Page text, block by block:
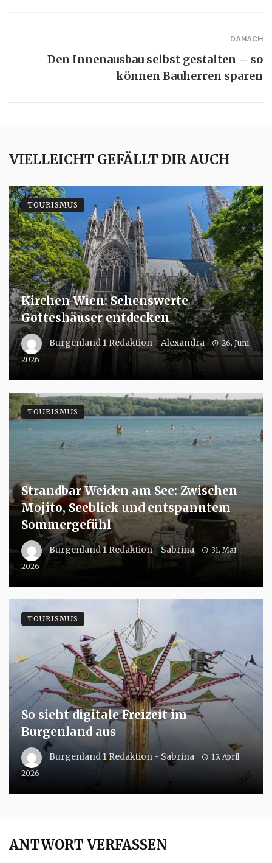
DANACH
Den Innenausbau selbst gestalten – so
können Bauherren sparen
VIELLEICHT GEFÄLLT DIR AUCH
Kirchen Wien: Sehenswerte
Gotteshäuser entdecken
Burgenland 1 Redaktion - Alexandra
26. Juni
2026
TOURISMUS
Strandbar Weiden am See: Zwischen
Mojito, Seeblick und entspanntem
Sommergefühl
Burgenland 1 Redaktion - Sabrina
31. Mai
2026
TOURISMUS
So sieht digitale Freizeit im
Burgenland aus
Burgenland 1 Redaktion - Sabrina
15. April
2026
TOURISMUS
ANTWORT VERFASSEN